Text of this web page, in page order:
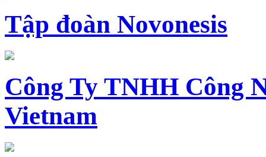
Tập đoàn Novonesis
Công Ty TNHH Công
Vietnam